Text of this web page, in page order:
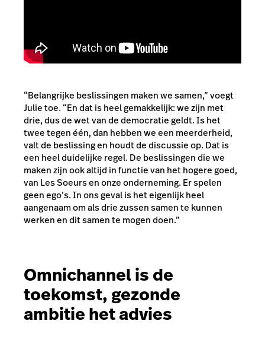
“Belangrijke beslissingen maken we samen,” voegt
Julie toe. “En dat is heel gemakkelijk: we zijn met
drie, dus de wet van de democratie geldt. Is het
twee tegen één, dan hebben we een meerderheid,
valt de beslissing en houdt de discussie op. Dat is
een heel duidelijke regel. De beslissingen die we
maken zijn ook altijd in functie van het hogere goed,
van Les Soeurs en onze onderneming. Er spelen
geen ego’s. In ons geval is het eigenlijk heel
aangenaam om als drie zussen samen te kunnen
werken en dit samen te mogen doen.”
Omnichannel is de
toekomst, gezonde
ambitie het advies